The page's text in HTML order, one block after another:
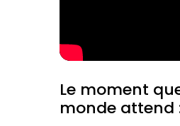
Le moment
monde attend